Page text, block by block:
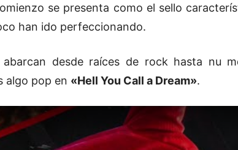
se presenta como el sello
han ido perfeccionando.
abarcan desde raíces de rock hasta nu
algo pop en «Hell You Call a Dream».